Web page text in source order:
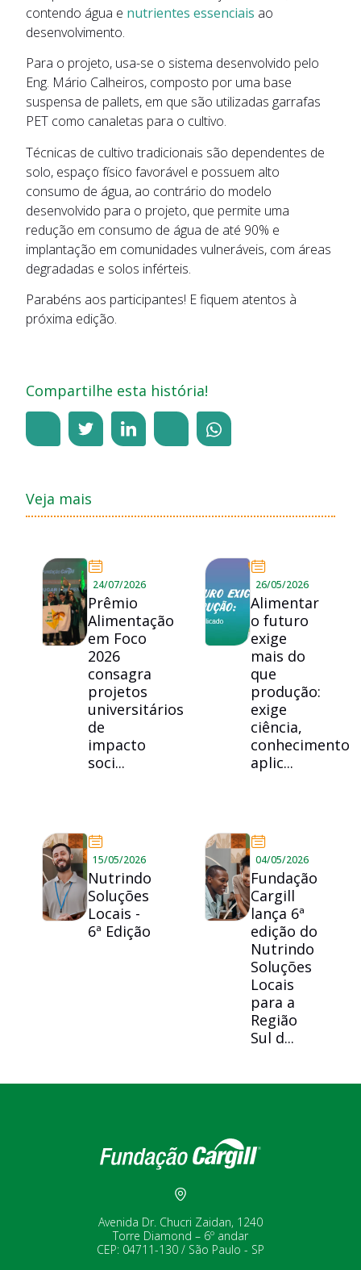
contendo água e nutrientes essenciais ao
desenvolvimento.
Para o projeto, usa-se o sistema desenvolvido pelo
Eng. Mário Calheiros, composto por uma base
suspensa de pallets, em que são utilizadas garrafas
PET como canaletas para o cultivo.
Técnicas de cultivo tradicionais são dependentes de
solo, espaço físico favorável e possuem alto
consumo de água, ao contrário do modelo
desenvolvido para o projeto, que permite uma
redução em consumo de água de até 90% e
implantação em comunidades vulneráveis, com áreas
degradadas e solos inférteis.
Parabéns aos participantes! E fiquem atentos à
próxima edição.
Compartilhe esta história!
Veja mais
24/07/2026
Prêmio
Alimentação
em Foco
2026
consagra
projetos
universitários
de
impacto
soci...
26/05/2026
Alimentar
o futuro
exige
mais do
que
produção:
exige
ciência,
conhecimento
aplic...
15/05/2026
Nutrindo
Soluções
Locais -
6ª Edição
04/05/2026
Fundação
Cargill
lança 6ª
edição do
Nutrindo
Soluções
Locais
para a
Região
Sul d...
Avenida Dr. Chucri Zaidan, 1240
Torre Diamond – 6º andar
CEP: 04711-130 / São Paulo - SP